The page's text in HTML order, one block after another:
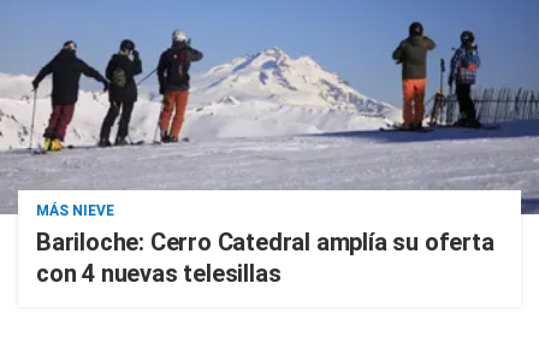
MÁS NIEVE
Bariloche: Cerro Catedral amplía su oferta
con 4 nuevas telesillas